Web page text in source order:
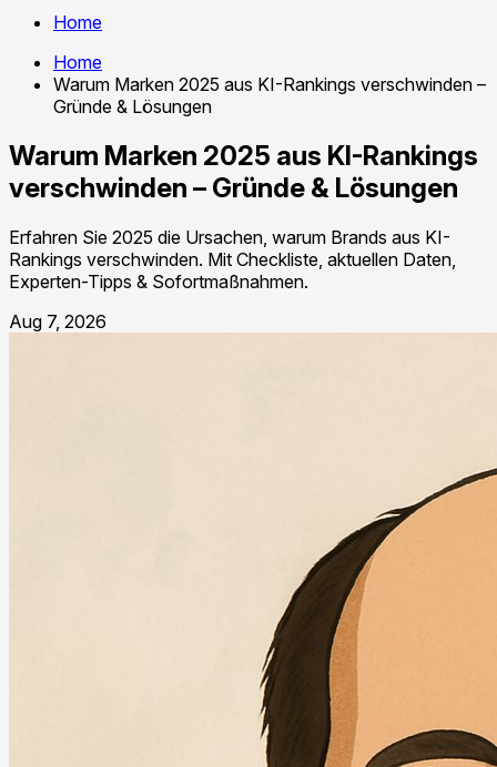
Home
Home
Warum Marken 2025 aus KI-Rankings verschwinden –
Gründe & Lösungen
Warum Marken 2025 aus KI-Rankings
verschwinden – Gründe & Lösungen
Erfahren Sie 2025 die Ursachen, warum Brands aus KI-
Rankings verschwinden. Mit Checkliste, aktuellen Daten,
Experten-Tipps & Sofortmaßnahmen.
Aug 7, 2026